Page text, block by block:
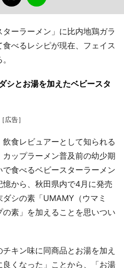
ーラーメン」に比内地鶏ガラ
べるレシピが現在、フェイス
シとお湯を加えたベビースタ
［広告］
食レビュアーとして知られる
ップラーメン普及前の幼少期
食べるベビースターラーメン
から、秋田県内で4月に発売
シの素「UMAMY（ウマミ
素」を加えることを思いつい
キン味に同商品とお湯を加え
くなった」ことから、「お湯